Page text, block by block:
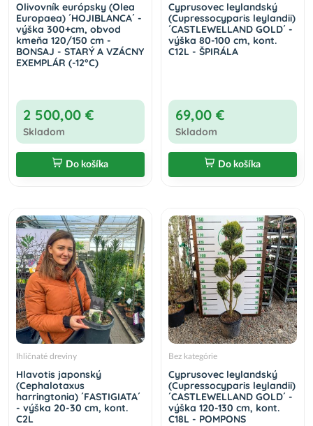
Olivovník európsky (Olea
Europaea) ´HOJIBLANCA´ -
výška 300+cm, obvod
kmeňa 120/150 cm -
BONSAJ - STARÝ A VZÁCNY
EXEMPLÁR (-12°C)
2 500,00 €
Skladom
Do košíka
Cyprusovec leylandský
(Cupressocyparis leylandii)
´CASTLEWELLAND GOLD´ -
výška 80-100 cm, kont.
C12L - ŠPIRÁLA
69,00 €
Skladom
Do košíka
Ihličnaté dreviny
Hlavotis japonský
(Cephalotaxus
harringtonia) ´FASTIGIATA´
- výška 20-30 cm, kont.
C2L
Bez kategórie
Cyprusovec leylandský
(Cupressocyparis leylandii)
´CASTLEWELLAND GOLD´ -
výška 120-130 cm, kont.
C18L - POMPONS